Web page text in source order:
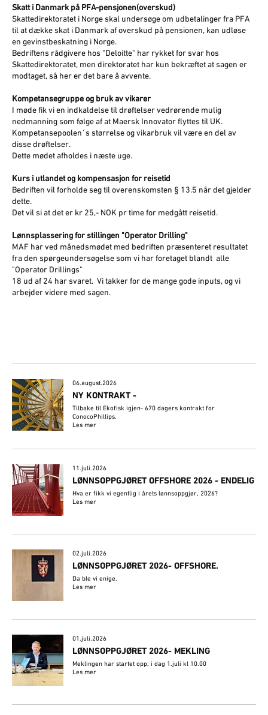
Skatt i Danmark på PFA-pensjonen(overskud)
Skattedirektoratet i Norge skal undersøge om udbetalinger fra PFA
til at dække skat i Danmark af overskud på pensionen, kan udløse
en gevinstbeskatning i Norge.
Bedriftens rådgivere hos "Deloitte" har rykket for svar hos
Skattedirektoratet, men direktoratet har kun bekræftet at sagen er
modtaget, så her er det bare å avvente.
Kompetansegruppe og bruk av vikarer
I møde fik vi en indkaldelse til drøftelser vedrørende mulig
nedmanning som følge af at Maersk Innovator flyttes til UK.
Kompetansepoolen´s størrelse og vikarbruk vil være en del av
disse drøftelser.
Dette mødet afholdes i næste uge.
Kurs i utlandet og kompensasjon for reisetid
Bedriften vil forholde seg til overenskomsten § 13.5 når det gjelder
dette.
Det vil si at det er kr 25,- NOK pr time for medgått reisetid.
Lønnsplassering for stillingen "Operator Drilling"
MAF har ved månedsmødet med bedriften præsenteret resultatet
fra den spørgeundersøgelse som vi har foretaget blandt alle
"Operator Drillings"
18 ud af 24 har svaret. Vi takker for de mange gode inputs, og vi
arbejder videre med sagen.
06.august.2026
NY KONTRAKT -
Tilbake til Ekofisk igjen- 670 dagers kontrakt for
ConocoPhillips.
Les mer
11.juli.2026
LØNNSOPPGJØRET OFFSHORE 2026 - ENDELIG
Hva er fikk vi egentlig i årets lønnsoppgjør, 2026?
Les mer
02.juli.2026
​LØNNSOPPGJØRET 2026- OFFSHORE.
Da ble vi enige.
Les mer
01.juli.2026
LØNNSOPPGJØRET 2026- MEKLING
Meklingen har startet opp, i dag 1.juli kl 10.00
Les mer